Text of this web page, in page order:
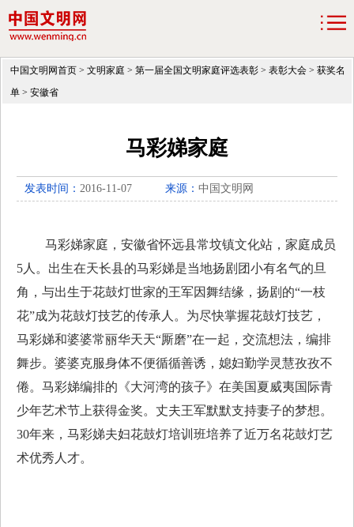
中国文明网首页 > 文明家庭 > 第一届全国文明家庭评选表彰 > 表彰大会 > 获奖名
单 > 安徽省
马彩娣家庭
发表时间： 2016-11-07 来源： 中国文明网
马彩娣家庭，安徽省怀远县常坟镇文化站，家庭成员
5 人。出生在天长县的马彩娣是当地扬剧团小有名气的旦
角，与出生于花鼓灯世家的王军因舞结缘，扬剧的“一枝
花”成为花鼓灯技艺的传承人。为尽快掌握花鼓灯技艺，
马彩娣和婆婆常丽华天天“厮磨”在一起，交流想法，编排
舞步。婆婆克服身体不便循循善诱，媳妇勤学灵慧孜孜不
倦。马彩娣编排的《大河湾的孩子》在美国夏威夷国际青
少年艺术节上获得金奖。丈夫王军默默支持妻子的梦想。
30年来，马彩娣夫妇花鼓灯培训班培养了近万名花鼓灯艺
术优秀人才。